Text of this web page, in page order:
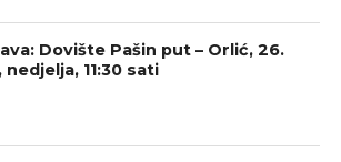
Dovište Pašin put – Orlić, 26.
nedjelja, 11:30 sati